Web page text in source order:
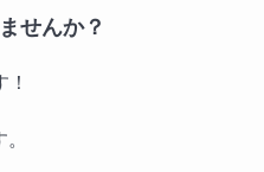
せんか？